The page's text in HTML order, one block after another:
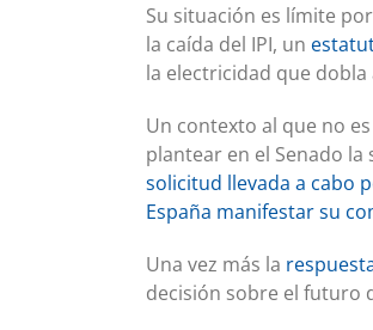
Su situación es límite
la caída del IPI, un
la electricidad que
Un contexto al que no
plantear en el Senado
solicitud llevada a cabo
España manifestar su
Una vez más la
decisión sobre el futuro